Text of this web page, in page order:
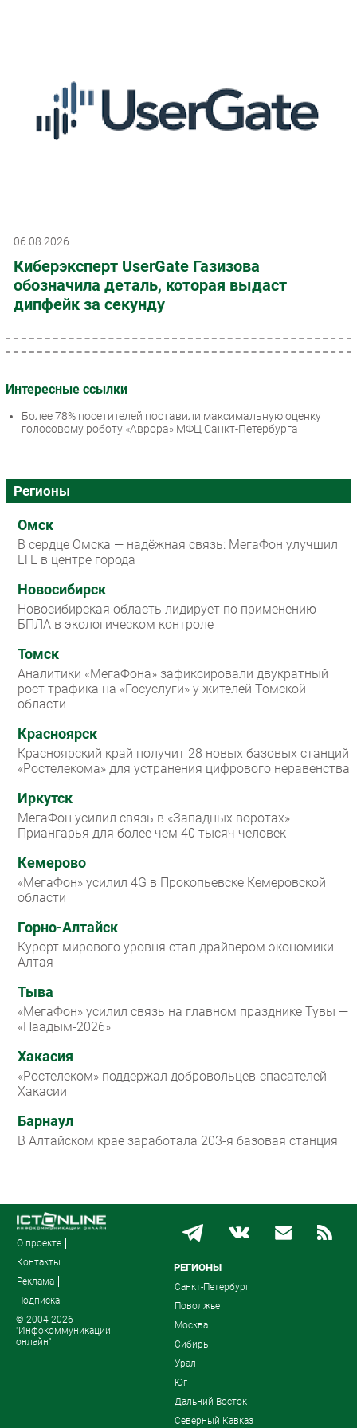
06.08.2026
Киберэксперт UserGate Газизова
обозначила деталь, которая выдаст
дипфейк за секунду
Интересные ссылки
Более 78% посетителей поставили максимальную оценку
голосовому роботу «Аврора» МФЦ Санкт-Петербурга
Регионы
Омск
В сердце Омска — надёжная связь: МегаФон улучшил
LTE в центре города
Новосибирск
Новосибирская область лидирует по применению
БПЛА в экологическом контроле
Томск
Аналитики «МегаФона» зафиксировали двукратный
рост трафика на «Госуслуги» у жителей Томской
области
Красноярск
Красноярский край получит 28 новых базовых станций
«Ростелекома» для устранения цифрового неравенства
Иркутск
МегаФон усилил связь в «Западных воротах»
Приангарья для более чем 40 тысяч человек
Кемерово
«МегаФон» усилил 4G в Прокопьевске Кемеровской
области
Горно-Алтайск
Курорт мирового уровня стал драйвером экономики
Алтая
Тыва
«МегаФон» усилил связь на главном празднике Тувы —
«Наадым-2026»
Хакасия
«Ростелеком» поддержал добровольцев-спасателей
Хакасии
Барнаул
В Алтайском крае заработала 203-я базовая станция
О проекте
Контакты
Реклама
Подписка
© 2004-2026
"Инфокоммуникации
онлайн"
РЕГИОНЫ
Санкт-Петербург
Поволжье
Москва
Сибирь
Урал
Юг
Дальний Восток
Северный Кавказ